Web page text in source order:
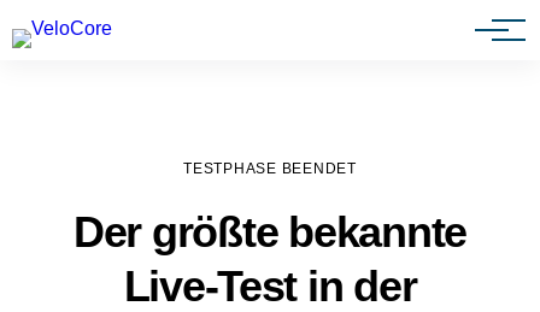
Agenturen & Webdesigner
TESTPHASE BEENDET
Der größte bekannte
Live-Test in der